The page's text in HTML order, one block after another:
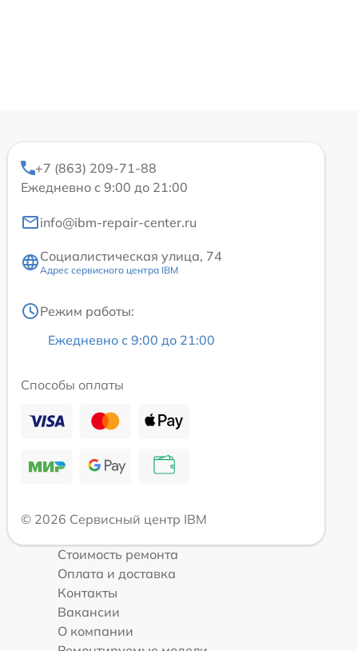
+7 (863) 209-71-88
Ежедневно с 9:00 до 21:00
info@ibm-repair-center.ru
Социалистическая улица, 74
Адрес сервисного центра IBM
Режим работы:
Ежедневно с 9:00 до 21:00
Способы оплаты
© 2026 Сервисный центр IBM
Стоимость ремонта
Оплата и доставка
Контакты
Вакансии
О компании